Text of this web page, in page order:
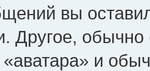
вы
Другое,
«аватара» и